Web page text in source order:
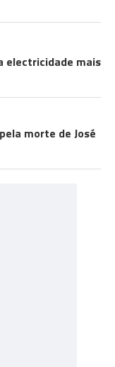
electricidade mais
morte de José